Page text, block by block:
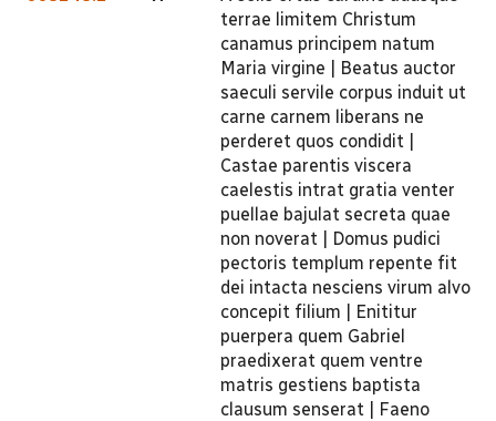
terrae limitem Christum
canamus principem natum
Maria virgine | Beatus auctor
saeculi servile corpus induit ut
carne carnem liberans ne
perderet quos condidit |
Castae parentis viscera
caelestis intrat gratia venter
puellae bajulat secreta quae
non noverat | Domus pudici
pectoris templum repente fit
dei intacta nesciens virum alvo
concepit filium | Enititur
puerpera quem Gabriel
praedixerat quem ventre
matris gestiens baptista
clausum senserat | Faeno